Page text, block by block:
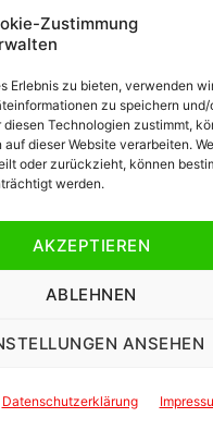
Zustimmung
Erlebnis zu bieten, verwenden
zu speichern
Technologien zustimmt,
dieser Website verarbeiten.
oder zurückzieht, können
werden.
AKZEPTIEREN
ABLEHNEN
ANSEHEN
Datenschutzerklärung
oder negative Serien
Liga sehr schnell
14 Jahren. Es gibt
aber auch
gehen. Primär geht
und Fuß zu fassen,
vier Monate danach
erhofft hatte. Rot-
die Spiele im